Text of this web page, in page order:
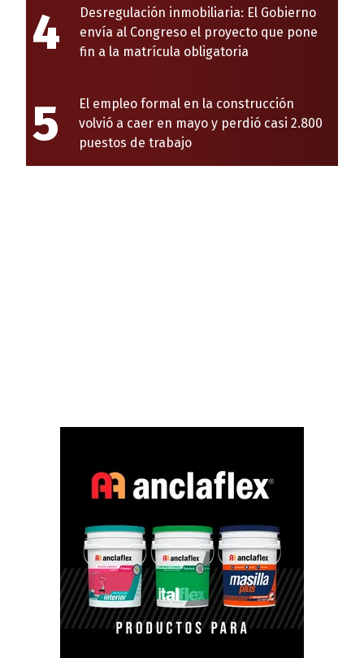
4
Desregulación inmobiliaria: El Gobierno
envía al Congreso el proyecto que pone
fin a la matrícula obligatoria
5
El empleo formal en la construcción
volvió a caer en mayo y perdió casi 2.800
puestos de trabajo